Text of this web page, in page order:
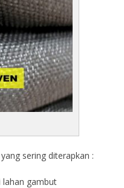
sering diterapkan :
lahan gambut